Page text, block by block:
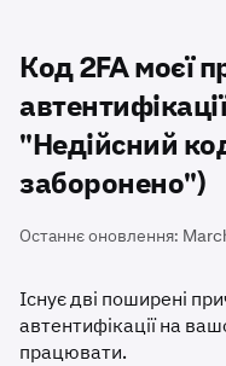
Код 2FA моєї
"Недійсний
заборонено")
Останнє оновлення:
Існує дві поширені
автентифікації на
працювати.